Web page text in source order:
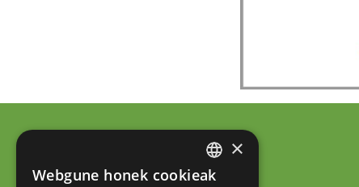
BASQUE
×
Webgune honek cookieak